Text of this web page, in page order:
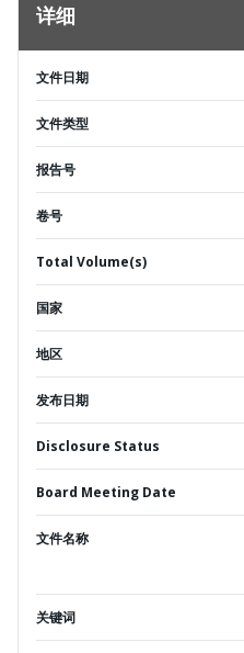
详细
文件日期
文件类型
报告号
卷号
Total Volume(s)
国家
地区
发布日期
Disclosure Status
Board Meeting Date
文件名称
关键词